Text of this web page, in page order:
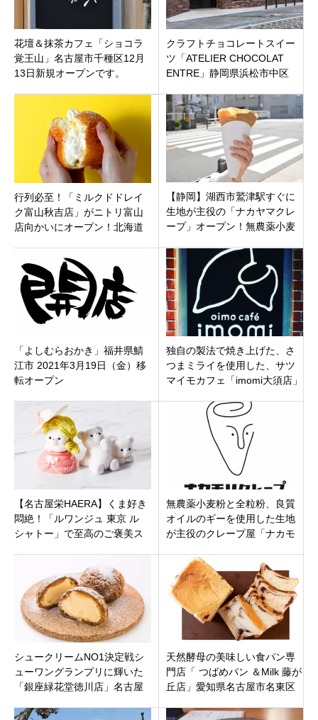
花壇＆抹茶カフェ「ショコラ
覚王山」名古屋市千種区12月
13日新規オープンです。
クラフトチョコレートスイー
ツ「ATELIER CHOCOLAT
ENTRE」静岡県浜松市中区
行列必至！「ミルクドドレイ
ク富山秋吉店」がニトリ富山
店向かいにオープン！北海道
【静岡】湖西市鷲津駅すぐに
生地が主役の「ナカヤマクレ
ープ」オープン！無農薬小麦
のギーを使用
「よしむらおかき」福井県鯖
江市 2021年3月19日（金）移
転オープン
独自の製法で焼き上げた、さ
つまミライを使用した、サツ
マイモカフェ「imomi大須店」
29日オープンです
【名古屋栄HAERA】くま好き
悶絶！「ルワンジュ 東京 ル
シャトー」で至高のご褒美ス
無農薬小麦粉と全粒粉、良質
オイルのギーを使用した生地
が主役のクレープ屋「ナカモ
オープン！
シュークリームNO1決定戦シ
ューワングランプリに輝いた
「銀座緑花堂徳川店」名古屋
天然酵母の美味しい食パン専
門店「 つばめパン ＆Milk 藤が
丘店」愛知県名古屋市名東区